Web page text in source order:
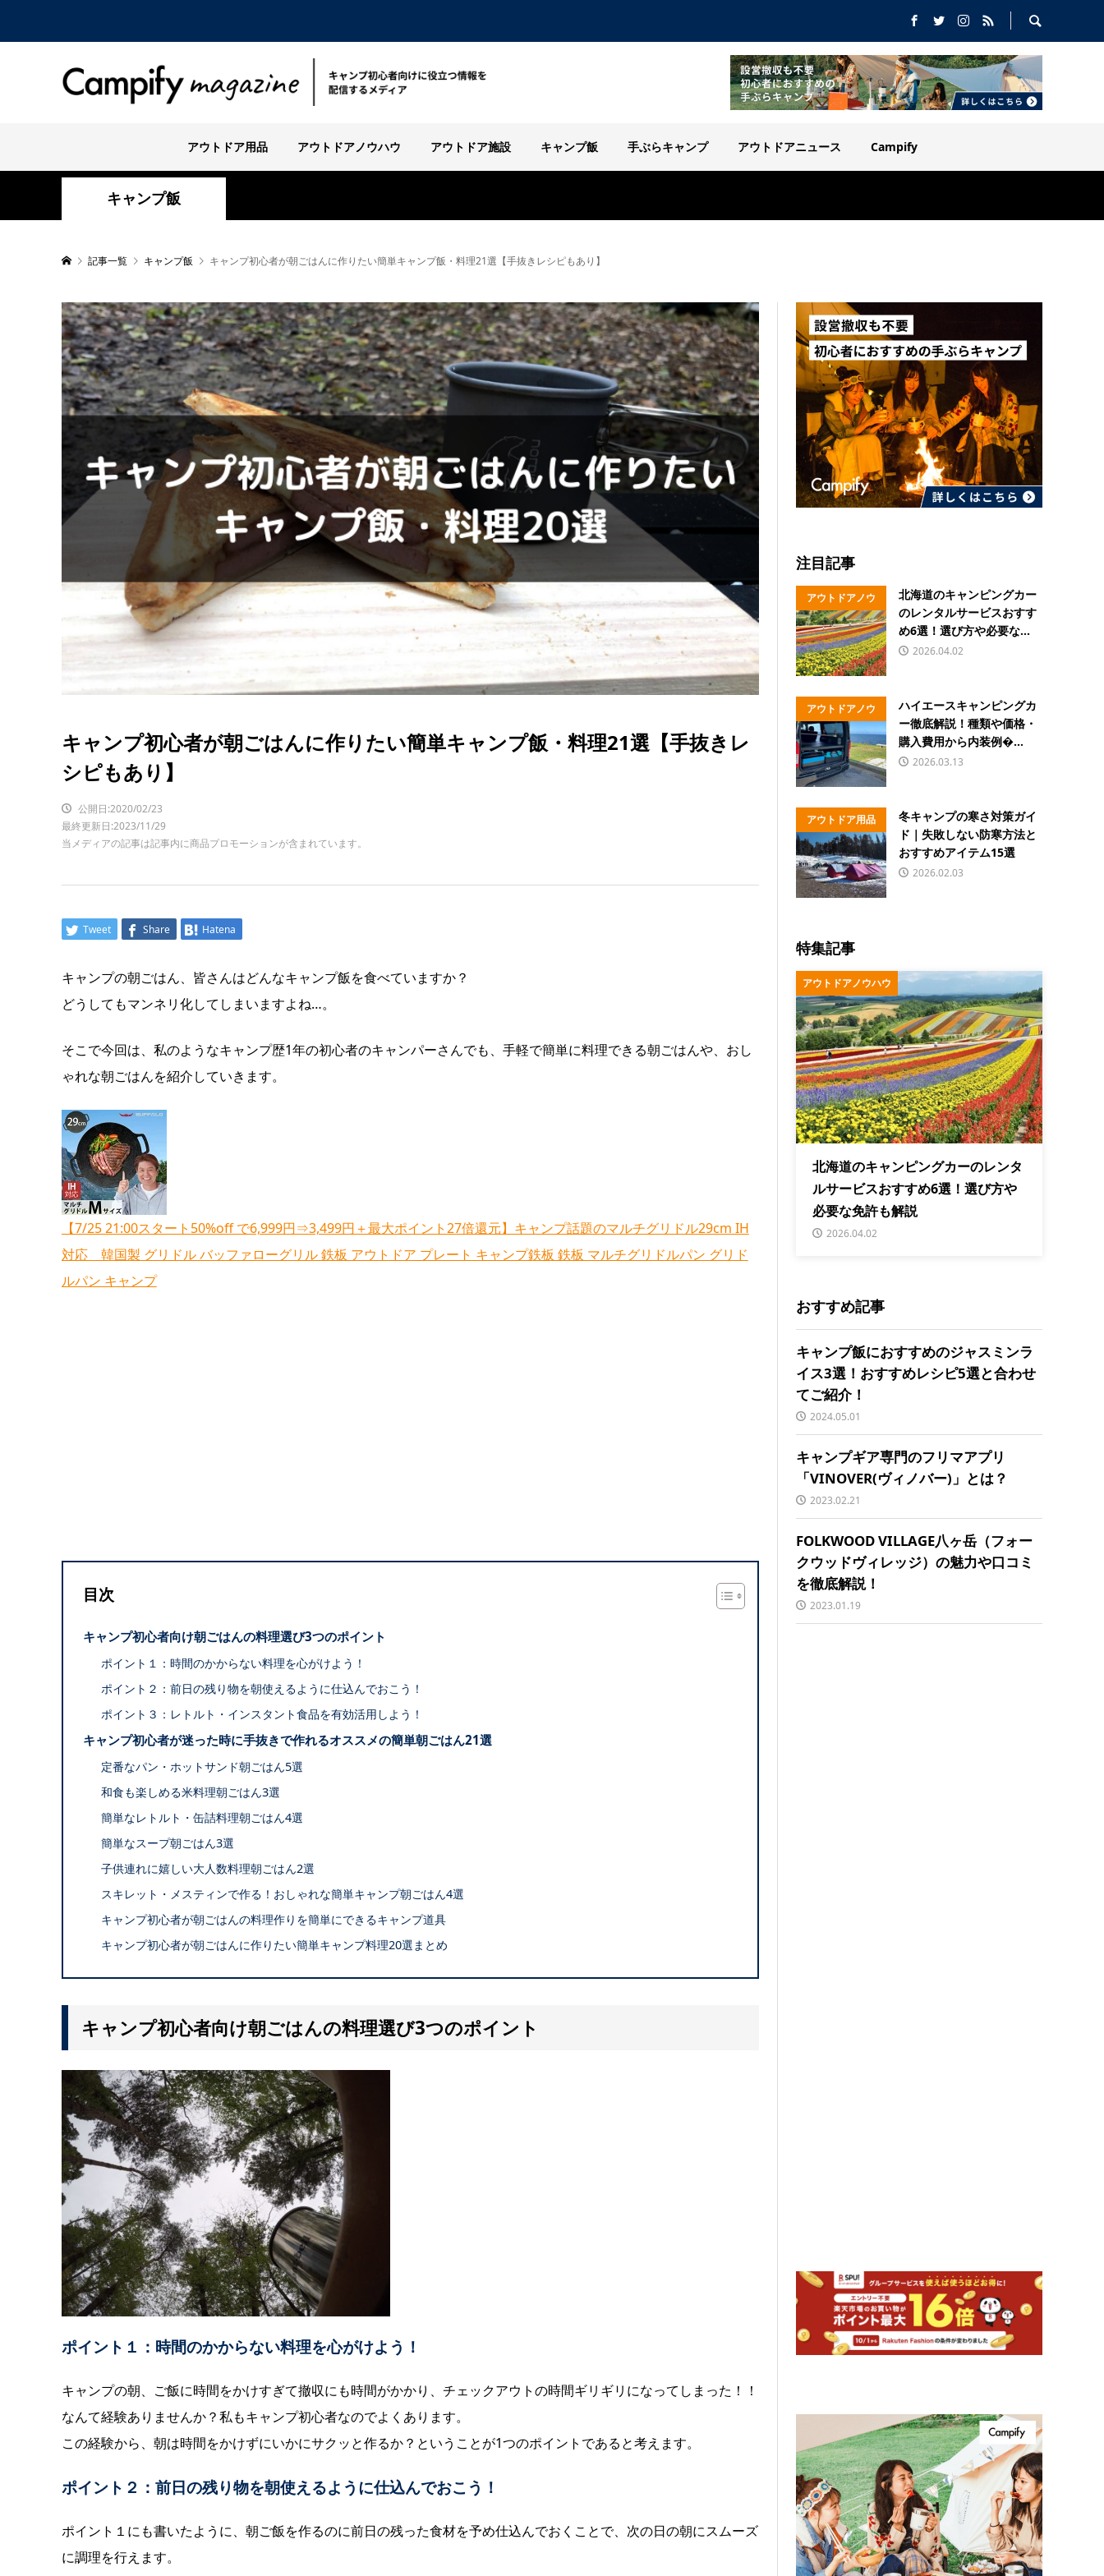
アウトドア用品 アウトドアノウハウ アウトドア施設 キャンプ飯 手ぶらキャンプ アウトドアニュース Campify
キャンプ飯
記事一覧 キャンプ飯 キャンプ初心者が朝ごはんに作りたい簡単キャンプ飯・料理21選【手抜きレシピもあり】
キャンプ初心者が朝ごはんに作りたい簡単キャンプ飯・料理21選【手抜きレ
シピもあり】
公開日:2020/02/23
最終更新日:2023/11/29
当メディアの記事は記事内に商品プロモーションが含まれています。
Tweet Share Hatena
キャンプの朝ごはん、皆さんはどんなキャンプ飯を食べていますか？
どうしてもマンネリ化してしまいますよね…。
そこで今回は、私のようなキャンプ歴1年の初心者のキャンパーさんでも、手軽で簡単に料理できる朝ごはんや、おし
ゃれな朝ごはんを紹介していきます。
【7/25 21:00スタート50%off で6,999円⇒3,499円＋最大ポイント27倍還元】キャンプ話題のマルチグリドル29cm IH
対応 韓国製 グリドル バッファローグリル 鉄板 アウトドア プレート キャンプ鉄板 鉄板 マルチグリドルパン グリド
ルパン キャンプ
目次
キャンプ初心者向け朝ごはんの料理選び3つのポイント
ポイント１：時間のかからない料理を心がけよう！
ポイント２：前日の残り物を朝使えるように仕込んでおこう！
ポイント３：レトルト・インスタント食品を有効活用しよう！
キャンプ初心者が迷った時に手抜きで作れるオススメの簡単朝ごはん21選
定番なパン・ホットサンド朝ごはん5選
和食も楽しめる米料理朝ごはん3選
簡単なレトルト・缶詰料理朝ごはん4選
簡単なスープ朝ごはん3選
子供連れに嬉しい大人数料理朝ごはん2選
スキレット・メスティンで作る！おしゃれな簡単キャンプ朝ごはん4選
キャンプ初心者が朝ごはんの料理作りを簡単にできるキャンプ道具
キャンプ初心者が朝ごはんに作りたい簡単キャンプ料理20選まとめ
キャンプ初心者向け朝ごはんの料理選び3つのポイント
ポイント１：時間のかからない料理を心がけよう！
キャンプの朝、ご飯に時間をかけすぎて撤収にも時間がかかり、チェックアウトの時間ギリギリになってしまった！！
なんて経験ありませんか？私もキャンプ初心者なのでよくあります。
この経験から、朝は時間をかけずにいかにサクッと作るか？ということが1つのポイントであると考えます。
ポイント２：前日の残り物を朝使えるように仕込んでおこう！
ポイント１にも書いたように、朝ご飯を作るのに前日の残った食材を予め仕込んでおくことで、次の日の朝にスムーズ
に調理を行えます。
注目記事
アウトドアノウ
ハウ
北海道のキャンピングカー
のレンタルサービスおすす
め6選！選び方や必要な...
2026.04.02
アウトドアノウ
ハウ
ハイエースキャンピングカ
ー徹底解説！種類や価格・
購入費用から内装例�...
2026.03.13
アウトドア用品
冬キャンプの寒さ対策ガイ
ド｜失敗しない防寒方法と
おすすめアイテム15選
2026.02.03
特集記事
アウトドアノウハウ
北海道のキャンピングカーのレンタ
ルサービスおすすめ6選！選び方や
必要な免許も解説
2026.04.02
おすすめ記事
キャンプ飯におすすめのジャスミンラ
イス3選！おすすめレシピ5選と合わせ
てご紹介！
2024.05.01
キャンプギア専門のフリマアプリ
「VINOVER(ヴィノバー)」とは？
2023.02.21
FOLKWOOD VILLAGE八ヶ岳（フォー
クウッドヴィレッジ）の魅力や口コミ
を徹底解説！
2023.01.19